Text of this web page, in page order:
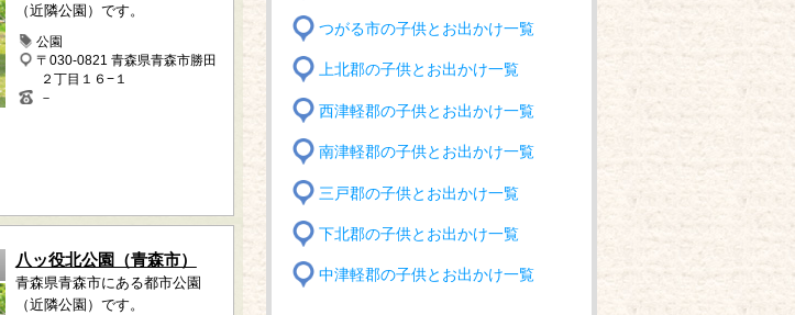
（近隣公園）です。
公園
〒030-0821 青森県青森市勝田
２丁目１６−１
－
八ッ役北公園（青森市）
青森県青森市にある都市公園
（近隣公園）です。
つがる市の子供とお出かけ一覧
上北郡の子供とお出かけ一覧
西津軽郡の子供とお出かけ一覧
南津軽郡の子供とお出かけ一覧
三戸郡の子供とお出かけ一覧
下北郡の子供とお出かけ一覧
中津軽郡の子供とお出かけ一覧